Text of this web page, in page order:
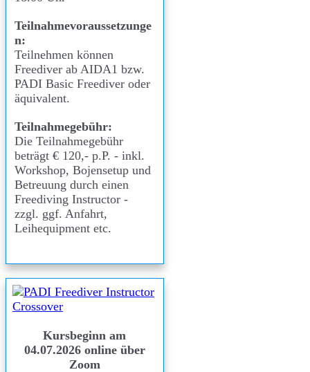
Teilnahmevoraussetzunge
n:
Teilnehmen können
Freediver ab AIDA1 bzw.
PADI Basic Freediver oder
äquivalent.
Teilnahmegebühr:
Die Teilnahmegebühr
beträgt € 120,- p.P. - inkl.
Workshop, Bojensetup und
Betreuung durch einen
Freediving Instructor -
zzgl. ggf. Anfahrt,
Leihequipment etc.
Kursbeginn am
04.07.2026 online über
Zoom